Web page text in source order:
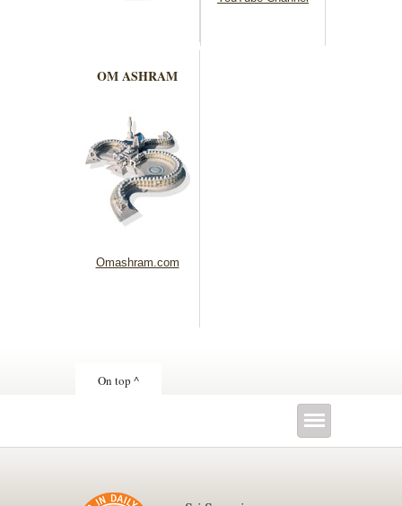
OM ASHRAM
Omashram.com
On top ^